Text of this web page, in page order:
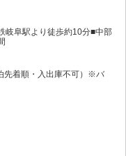
岐阜駅より徒歩約10分■中部
先着順・入出庫不可）※バ